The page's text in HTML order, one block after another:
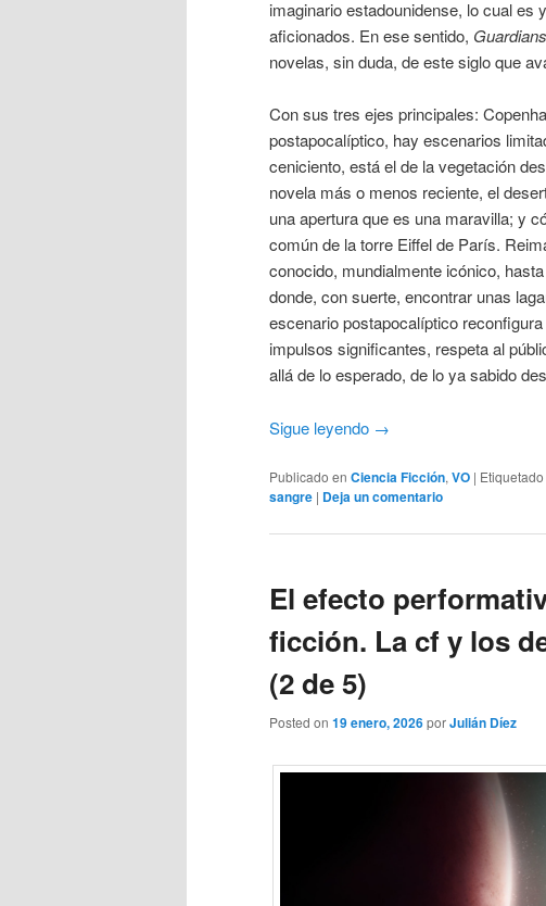
imaginario estadounidense, lo cual es
aficionados. En ese sentido,
novelas, sin duda, de este siglo que
Con sus tres ejes principales:
postapocalíptico, hay escenarios
ceniciento, está el de la vegetación
novela más o menos reciente, el
una apertura que es una maravilla; y
común de la torre Eiffel de París.
conocido, mundialmente icónico,
donde, con suerte, encontrar unas
escenario postapocalíptico
impulsos significantes, respeta al
allá de lo esperado, de lo ya sabido
Sigue leyendo →
Publicado en Ciencia Ficción, VO | Etiquetado
sangre | Deja un comentario
El efecto
ficción. La cf y los
(2 de 5)
Posted on 19 enero, 2026porJulián Díez